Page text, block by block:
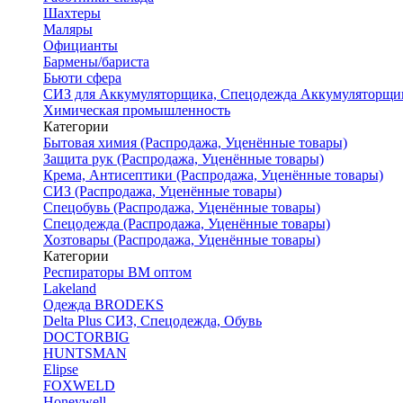
Шахтеры
Маляры
Официанты
Бармены/бариста
Бьюти сфера
СИЗ для Аккумуляторщика, Спецодежда
Химическая промышленность
Категории
Бытовая химия (Распродажа, Уценённые товары)
Защита рук (Распродажа, Уценённые товары)
Крема, Антисептики (Распродажа, Уценённые товары)
СИЗ (Распродажа, Уценённые товары)
Спецобувь (Распродажа, Уценённые товары)
Спецодежда (Распродажа, Уценённые товары)
Хозтовары (Распродажа, Уценённые товары)
Категории
Респираторы ВМ оптом
Lakeland
Одежда BRODEKS
Delta Plus СИЗ, Спецодежда, Обувь
DOCTORBIG
HUNTSMAN
Elipse
FOXWELD